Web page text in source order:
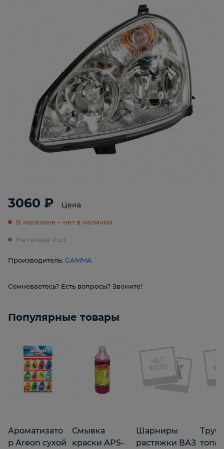
3060 ₽ Цена
В магазине – нет в наличии
На складе 2 шт.
Производитель: GAMMA
Сомневаетесь? Есть вопросы? Звоните!
Популярные товары
Ароматизато
р Areon сухой
Смывка
краски APS-
Шарниры
растяжки ВАЗ